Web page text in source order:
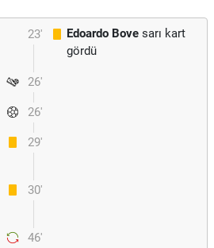
23' Edoardo Bove sarı kart
gördü
26'
26'
29'
30'
46'